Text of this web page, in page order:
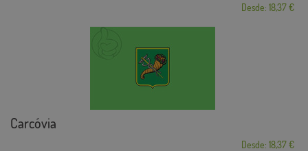
Desde: 18,37 €
Carcóvia
Desde: 18,37 €